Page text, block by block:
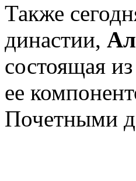
Также
династии,
состоящая
ее
Почетными